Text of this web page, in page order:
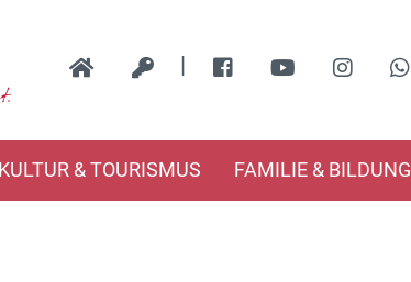
|
KULTUR & TOURISMUS FAMILIE & BILDUNG